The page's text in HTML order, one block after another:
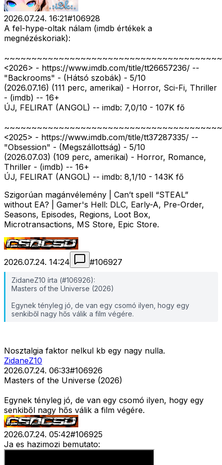
2026.07.24. 16:21#106928
A fel-hype-oltak nálam (imdb értékek a
megnézéskoriak):
<2026> - https://www.imdb.com/title/tt26657236/ --
"Backrooms" - (Hátsó szobák) - 5/10
(2026.07.16) (111 perc, amerikai) - Horror, Sci-Fi, Thriller
- (imdb) -- 16+
ÚJ, FELIRAT (ANGOL) -- imdb: 7,0/10 - 107K fő
<2025> - https://www.imdb.com/title/tt37287335/ --
"Obsession" - (Megszállottság) - 5/10
(2026.07.03) (109 perc, amerikai) - Horror, Romance,
Thriller - (imdb) -- 16+
ÚJ, FELIRAT (ANGOL) -- imdb: 8,1/10 - 143K fő
Szigorúan magánvélemény | Can’t spell “STEAL”
without EA? | Gamer's Hell: DLC, Early-A, Pre-Order,
Seasons, Episodes, Regions, Loot Box,
Microtransactions, MS Store, Epic Store.
2026.07.24. 14:24 #106927
ZidaneZ10 írta (#106926):
Masters of the Universe (2026)
Egynek tényleg jó, de van egy csomó ilyen, hogy egy
senkiből nagy hős válik a film végére.
Nosztalgia faktor nelkul kb egy nagy nulla.
ZidaneZ10
2026.07.24. 06:33#106926
Masters of the Universe (2026)
Egynek tényleg jó, de van egy csomó ilyen, hogy egy
senkiből nagy hős válik a film végére.
2026.07.24. 05:42#106925
Ja es hazimozi bemutato: